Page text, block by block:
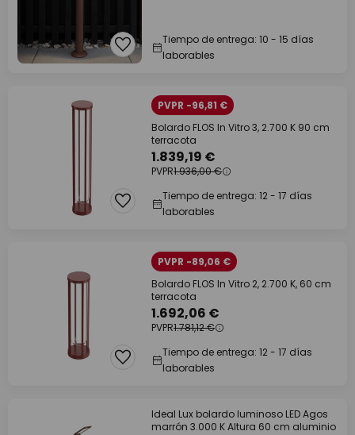
Tiempo de entrega: 10 - 15 días
laborables
PVPR -96,81 €
Bolardo FLOS In Vitro 3, 2.700 K 90 cm
terracota
1.839,19 €
PVPR1.936,00 €
Tiempo de entrega: 12 - 17 días
laborables
PVPR -89,06 €
Bolardo FLOS In Vitro 2, 2.700 K, 60 cm
terracota
1.692,06 €
PVPR1.781,12 €
Tiempo de entrega: 12 - 17 días
laborables
Ideal Lux bolardo luminoso LED Agos
marrón 3.000 K Altura 60 cm aluminio